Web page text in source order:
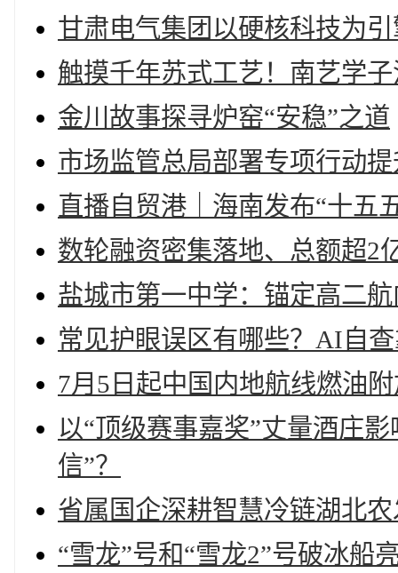
甘肃电气集团以硬核科技为
触摸千年苏式工艺！南艺学
金川故事探寻炉窑“安稳”之道
市场监管总局部署专项行动
直播自贸港｜海南发布“十五
数轮融资密集落地、总额超2
盐城市第一中学：锚定高二
常见护眼误区有哪些？AI自
7月5日起中国内地航线燃油
以“顶级赛事嘉奖”丈量酒庄
信”？
省属国企深耕智慧冷链湖北
“雪龙”号和“雪龙2”号破冰船